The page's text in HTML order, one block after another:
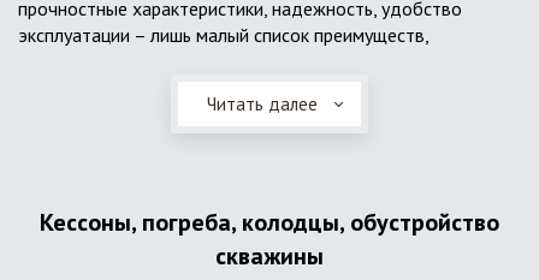
прочностные характеристики, надежность, удобство
эксплуатации – лишь малый список преимуществ,
Он независим от источников электроэнергии, прост в
применении, и стоек к внешним механическим
достоинства обуславливают большую популярность
септика из железобетонных колец.
Читать далее
Кессоны, погреба, колодцы, обустройство
скважины